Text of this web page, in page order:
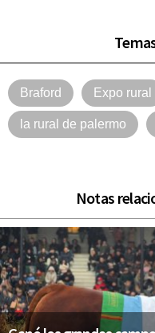
Braford Expo rural
la rural de palermo
Notas